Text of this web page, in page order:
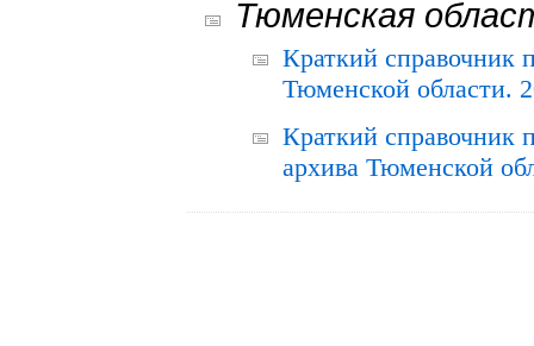
Тюменская
Краткий справочник
Тюменской области.
Краткий справочник
архива Тюменской